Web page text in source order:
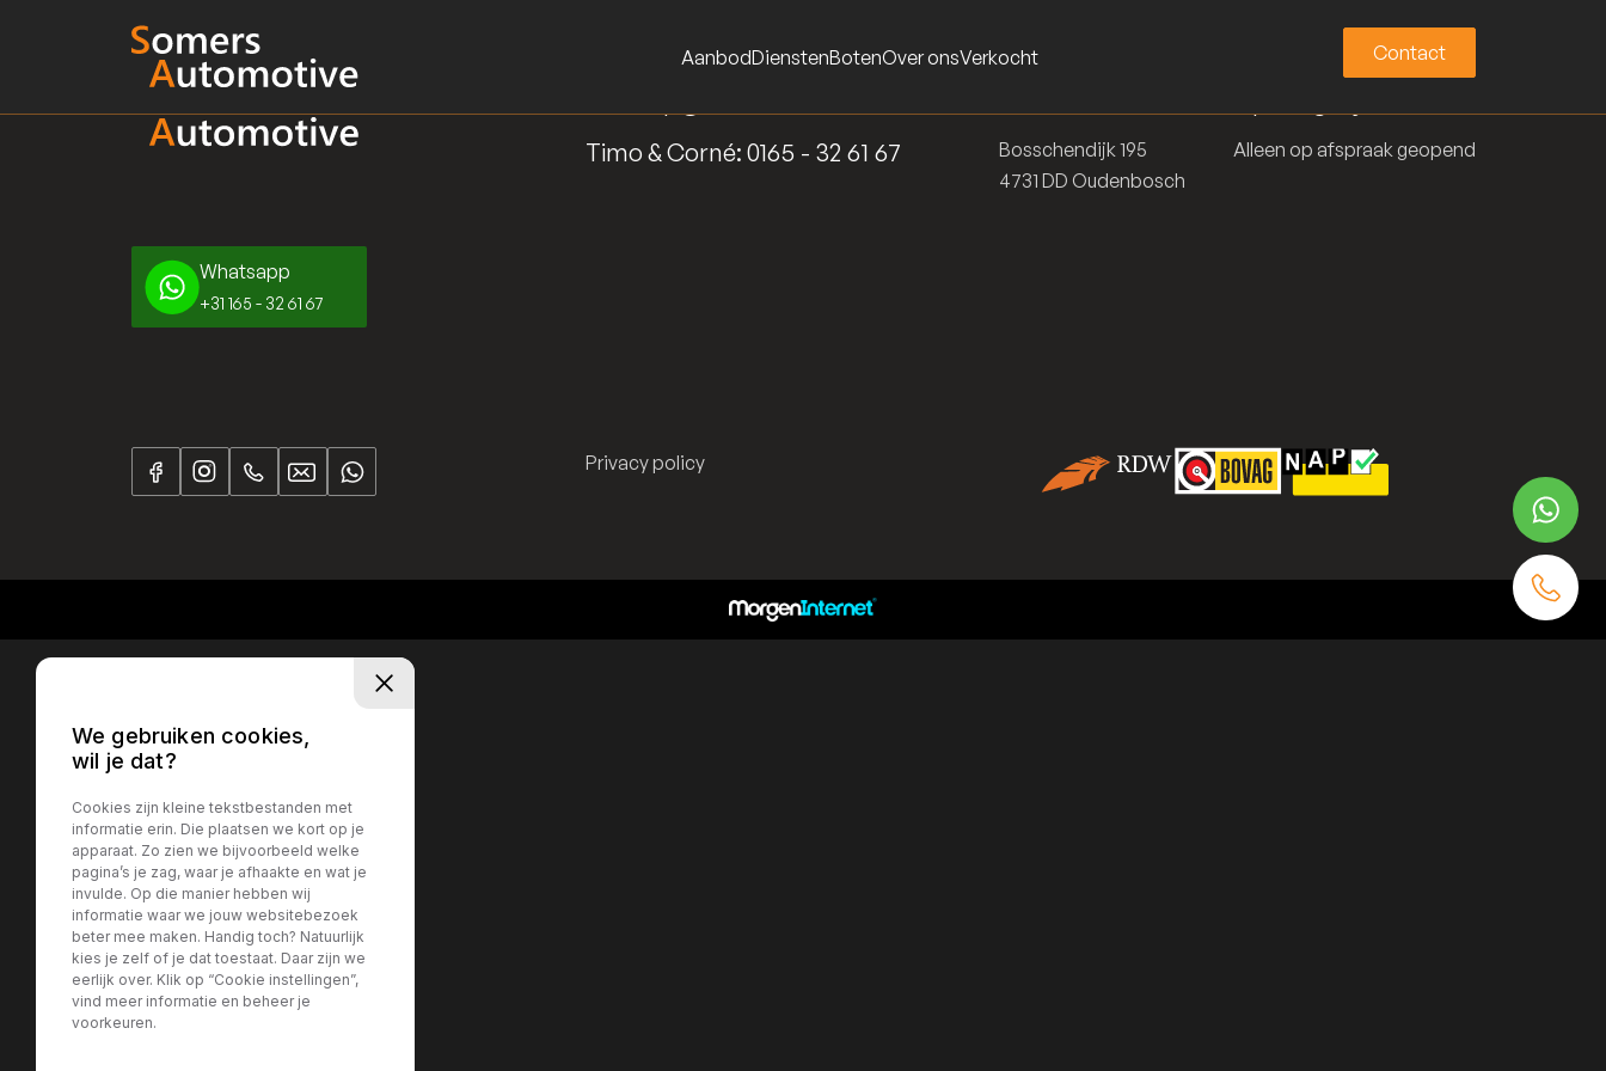
AanbodDienstenBotenOver onsVerkocht
Contact
Contact
Whatsapp
+31 165 - 32 61 67
Timo & Corné: 0165 - 32 61 67
Bosschendijk 195
4731 DD Oudenbosch
Alleen op afspraak geopend
Privacy policy
We gebruiken cookies,
wil je dat?
Cookies zijn kleine tekstbestanden met
informatie erin. Die plaatsen we kort op je
apparaat. Zo zien we bijvoorbeeld welke
pagina’s je zag, waar je afhaakte en wat je
invulde. Op die manier hebben wij
informatie waar we jouw websitebezoek
beter mee maken. Handig toch? Natuurlijk
kies je zelf of je dat toestaat. Daar zijn we
eerlijk over. Klik op “Cookie instellingen”,
vind meer informatie en beheer je
voorkeuren.